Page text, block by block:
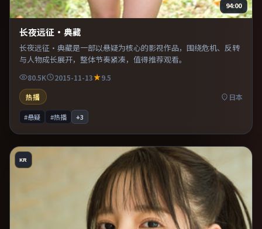
94:00
长夜远征·典藏
长夜远征·典藏是一部以悬疑为核心的影视作品，围绕危机、反转
与人物成长展开，整体节奏紧凑，值得推荐观看。
80.5K 2015-11-13
9.5
热播
日本
#悬疑 #热播 +3
KR